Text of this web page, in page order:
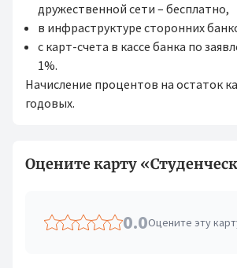
дружественной сети – бесплатно,
в инфраструктуре сторонних
с карт-счета в кассе банка по
1%.
Начисление процентов на остаток
годовых.
Оцените карту
0.0Оцените эту